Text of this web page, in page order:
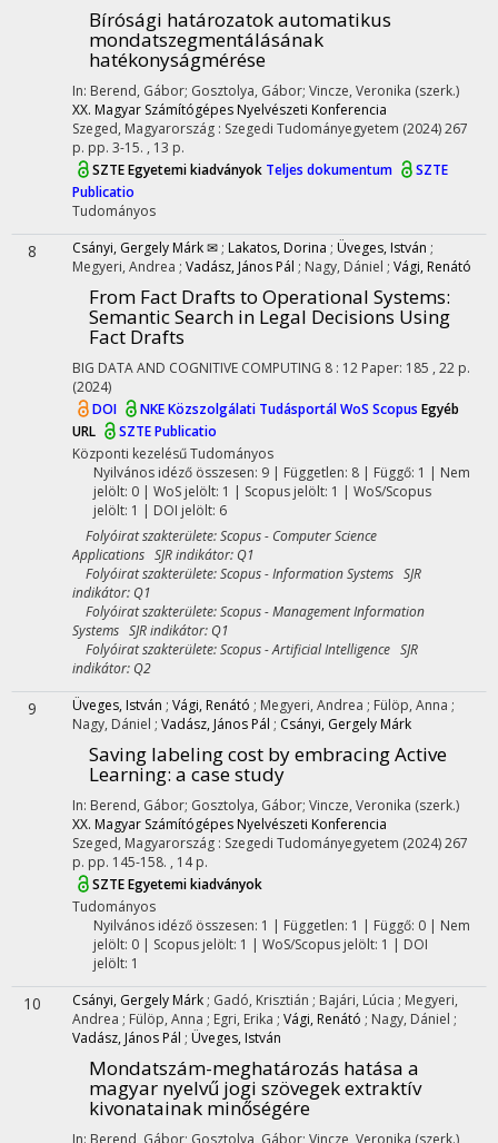
Bírósági határozatok automatikus
mondatszegmentálásának
hatékonyságmérése
In: Berend, Gábor; Gosztolya, Gábor; Vincze, Veronika (szerk.)
XX. Magyar Számítógépes Nyelvészeti Konferencia
Szeged, Magyarország : Szegedi Tudományegyetem (2024)267
p. pp. 3-15. , 13 p.
SZTE Egyetemi kiadványok Teljes dokumentum
SZTE
Publicatio
Tudományos
8 Csányi, Gergely Márk ✉ ; Lakatos, Dorina ; Üveges, István ;
Megyeri, Andrea ; Vadász, János Pál ; Nagy, Dániel ; Vági, Renátó
From Fact Drafts to Operational Systems:
Semantic Search in Legal Decisions Using
Fact Drafts
BIG DATA AND COGNITIVE COMPUTING 8 : 12 Paper: 185 , 22 p.
(2024)
DOI
NKE Közszolgálati TudásportálWoS Scopus Egyéb
URL
SZTE Publicatio
Központi kezelésűTudományos
Nyilvános idéző összesen: 9| Független: 8 | Függő: 1 | Nem
jelölt: 0 | WoS jelölt: 1 | Scopus jelölt: 1 | WoS/Scopus
jelölt: 1 | DOI jelölt: 6
Folyóirat szakterülete: Scopus - Computer Science
Applications SJR indikátor: Q1
Folyóirat szakterülete: Scopus - Information Systems SJR
indikátor: Q1
Folyóirat szakterülete: Scopus - Management Information
Systems SJR indikátor: Q1
Folyóirat szakterülete: Scopus - Artificial Intelligence SJR
indikátor: Q2
9 Üveges, István ; Vági, Renátó ; Megyeri, Andrea ; Fülöp, Anna ;
Nagy, Dániel ; Vadász, János Pál ; Csányi, Gergely Márk
Saving labeling cost by embracing Active
Learning: a case study
In: Berend, Gábor; Gosztolya, Gábor; Vincze, Veronika (szerk.)
XX. Magyar Számítógépes Nyelvészeti Konferencia
Szeged, Magyarország : Szegedi Tudományegyetem (2024)267
p. pp. 145-158. , 14 p.
SZTE Egyetemi kiadványok
Tudományos
Nyilvános idéző összesen: 1 | Független: 1 | Függő: 0 | Nem
jelölt: 0 | Scopus jelölt: 1 | WoS/Scopus jelölt: 1 | DOI
jelölt: 1
10 Csányi, Gergely Márk ; Gadó, Krisztián ; Bajári, Lúcia ; Megyeri,
Andrea ; Fülöp, Anna ; Egri, Erika ; Vági, Renátó ; Nagy, Dániel ;
Vadász, János Pál ; Üveges, István
Mondatszám-meghatározás hatása a
magyar nyelvű jogi szövegek extraktív
kivonatainak minőségére
In: Berend, Gábor; Gosztolya, Gábor; Vincze, Veronika (szerk.)